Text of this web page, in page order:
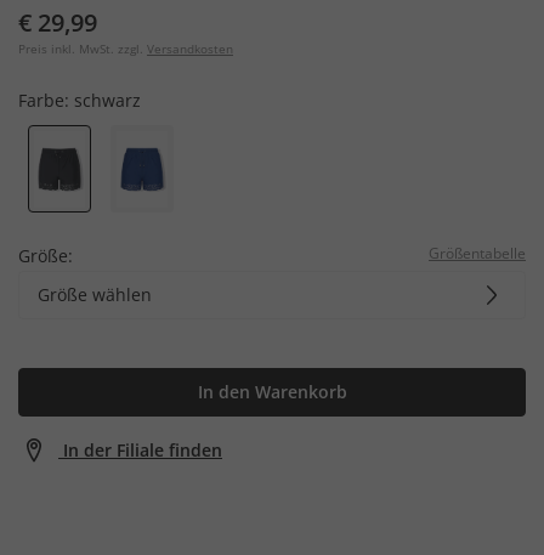
€ 29,99
Preis inkl. MwSt. zzgl. Versandkosten
Farbe: schwarz
Größe: Größentabelle
Größe wählen
In den Warenkorb
In der Filiale finden